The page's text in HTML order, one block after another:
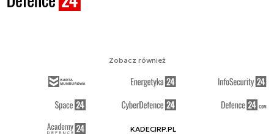
Zobacz również
KADECIRP.PL